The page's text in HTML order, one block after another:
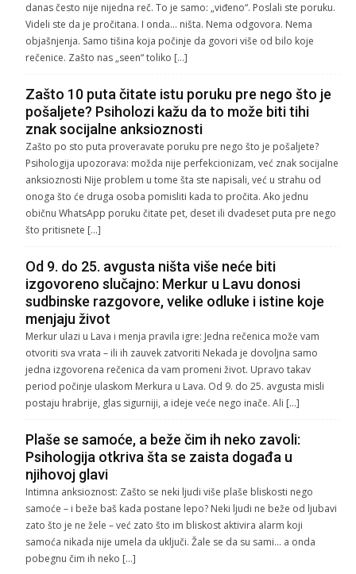
danas često nije nijedna reč. To je samo: „viđeno“. Poslali ste poruku.
Videli ste da je pročitana. I onda… ništa. Nema odgovora. Nema
objašnjenja. Samo tišina koja počinje da govori više od bilo koje
rečenice. Zašto nas „seen“ toliko […]
Zašto 10 puta čitate istu poruku pre nego što je
pošaljete? Psiholozi kažu da to može biti tihi
znak socijalne anksioznosti
Zašto po sto puta proveravate poruku pre nego što je pošaljete?
Psihologija upozorava: možda nije perfekcionizam, već znak socijalne
anksioznosti Nije problem u tome šta ste napisali, već u strahu od
onoga što će druga osoba pomisliti kada to pročita. Ako jednu
običnu WhatsApp poruku čitate pet, deset ili dvadeset puta pre nego
što pritisnete […]
Od 9. do 25. avgusta ništa više neće biti
izgovoreno slučajno: Merkur u Lavu donosi
sudbinske razgovore, velike odluke i istine koje
menjaju život
Merkur ulazi u Lava i menja pravila igre: Jedna rečenica može vam
otvoriti sva vrata – ili ih zauvek zatvoriti Nekada je dovoljna samo
jedna izgovorena rečenica da vam promeni život. Upravo takav
period počinje ulaskom Merkura u Lava. Od 9. do 25. avgusta misli
postaju hrabrije, glas sigurniji, a ideje veće nego inače. Ali […]
Plaše se samoće, a beže čim ih neko zavoli:
Psihologija otkriva šta se zaista događa u
njihovoj glavi
Intimna anksioznost: Zašto se neki ljudi više plaše bliskosti nego
samoće – i beže baš kada postane lepo? Neki ljudi ne beže od ljubavi
zato što je ne žele – već zato što im bliskost aktivira alarm koji
samoća nikada nije umela da uključi. Žale se da su sami… a onda
pobegnu čim ih neko […]